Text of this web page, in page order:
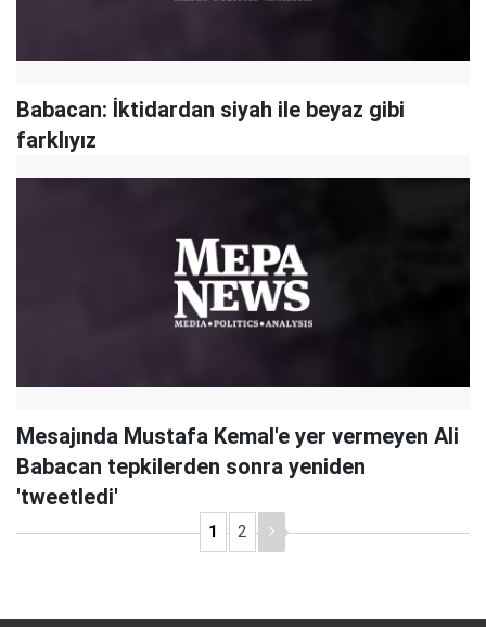
Babacan: İktidardan siyah ile beyaz gibi
farklıyız
Mesajında Mustafa Kemal'e yer vermeyen Ali
Babacan tepkilerden sonra yeniden
'tweetledi'
1 2